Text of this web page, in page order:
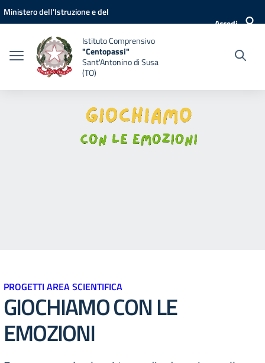
Vai ai contenuti
Vai al menu di navigazione
Vai al footer
Ministero dell'Istruzione e del
Accedi
Istituto Comprensivo
"Centopassi"
Sant'Antonino di Susa
(TO)
PROGETTI AREA SCIENTIFICA
GIOCHIAMO CON LE
EMOZIONI